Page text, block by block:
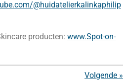
@huidatelierkalinkaphilip
producten: www.Spot-on-
Volgende »